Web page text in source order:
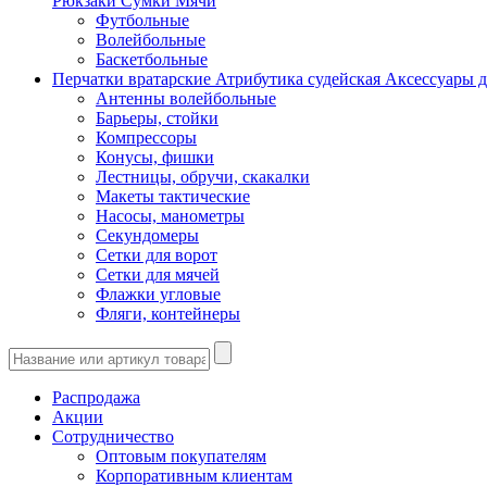
Футбольные
Волейбольные
Баскетбольные
Перчатки вратарские Атрибутика судейская Аксессуары
Антенны волейбольные
Барьеры, стойки
Компрессоры
Конусы, фишки
Лестницы, обручи, скакалки
Макеты тактические
Насосы, манометры
Секундомеры
Сетки для ворот
Сетки для мячей
Флажки угловые
Фляги, контейнеры
Распродажа
Акции
Сотрудничество
Оптовым покупателям
Корпоративным клиентам